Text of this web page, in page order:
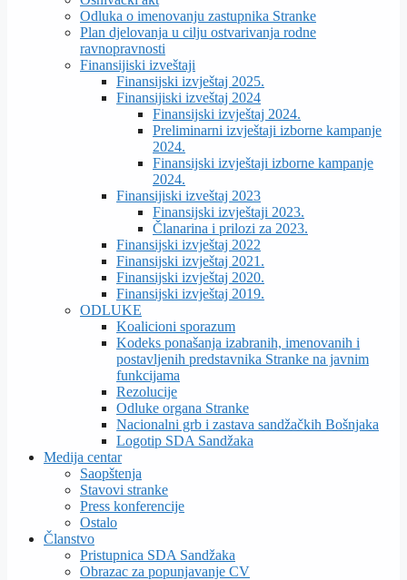
Odluka o imenovanju zastupnika Stranke
Plan djelovanja u cilju ostvarivanja rodne
ravnopravnosti
Finansijiski izveštaji
Finansijski izvještaj 2025.
Finansijiski izveštaj 2024
Finansijski izvještaj 2024.
Preliminarni izvještaji izborne kampanje
2024.
Finansijski izvještaji izborne kampanje
2024.
Finansijiski izveštaj 2023
Finansijski izvještaji 2023.
Članarina i prilozi za 2023.
Finansijski izvještaj 2022
Finansijski izvještaj 2021.
Finansijski izvještaj 2020.
Finansijski izvještaj 2019.
ODLUKE
Koalicioni sporazum
Kodeks ponašanja izabranih, imenovanih i
postavljenih predstavnika Stranke na javnim
funkcijama
Rezolucije
Odluke organa Stranke
Nacionalni grb i zastava sandžačkih Bošnjaka
Logotip SDA Sandžaka
Medija centar
Saopštenja
Stavovi stranke
Press konferencije
Ostalo
Članstvo
Pristupnica SDA Sandžaka
Obrazac za popunjavanje CV